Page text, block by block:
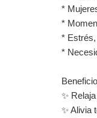
*
*
*
*
✨
✨ Alivia